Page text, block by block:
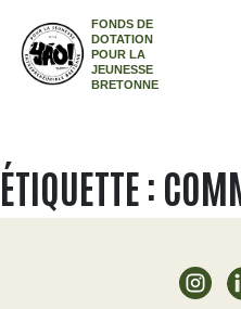
FONDS DE
DOTATION
POUR LA
JEUNESSE
BRETONNE
ÉTIQUETTE :